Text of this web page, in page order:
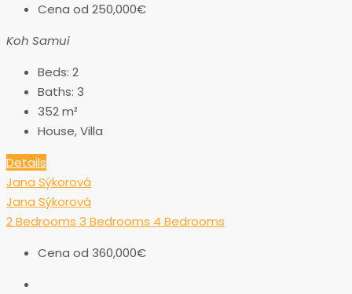
Cena od 250,000€
Koh Samui
Beds: 2
Baths: 3
352m²
House, Villa
Details
Jana Sýkorová
Jana Sýkorová
2 Bedrooms 3 Bedrooms 4 Bedrooms
Cena od 360,000€